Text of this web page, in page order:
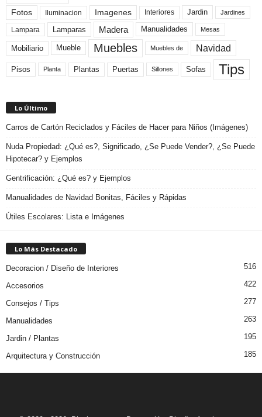
Fotos Iluminacion Imagenes Interiores Jardin Jardines
Lampara Lamparas Madera Manualidades Mesas
Mobiliario Mueble Muebles Muebles de Navidad
Pisos Planta Plantas Puertas Sillones Sofas Tips
Lo Último
Carros de Cartón Reciclados y Fáciles de Hacer para Niños (Imágenes)
Nuda Propiedad: ¿Qué es?, Significado, ¿Se Puede Vender?, ¿Se Puede
Hipotecar? y Ejemplos
Gentrificación: ¿Qué es? y Ejemplos
Manualidades de Navidad Bonitas, Fáciles y Rápidas
Útiles Escolares: Lista e Imágenes
Lo Más Destacado
Decoracion / Diseño de Interiores 516
Accesorios 422
Consejos / Tips 277
Manualidades 263
Jardin / Plantas 195
Arquitectura y Construcción 185